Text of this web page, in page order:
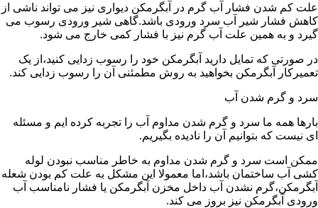
علت کم شدن فشار آب گرم در آبگرمکن دیواری نیز می تواند ناشی از
کاهش فشار شیر آب سرد ورودی باشد.گاهی شیر ورودی رسوب می
گیرد و به همین علت آب گرم نیز با فشار کمی خارج می شود.
در صورتی که تمایل دارید آبگرمکن خود را رسوب زدایی کنید،از یک
تعمیرکار آبگرمکن بخواهید به روش مطمئنی آن را رسوب زدایی کند.
سرد و گرم شدن آب
بارها همه ما سرد و گرم شدن مداوم آب را تجربه کرده ایم و مسئله
ای نیست که بتوانیم آن را نادیده بگیریم.
ممکن است سرد و گرم شدن مداوم به خاطر مناسب نبودن لوله
کشی آب ساختمان باشد،اما معمولا این مشکل به علت کم بودن شعله
آبگرمکن،گرم نشدن آب داخل مخزن آبگرمکن یا فشار نامناسب آب
ورودی آبگرمکن نیز بروز می کند.